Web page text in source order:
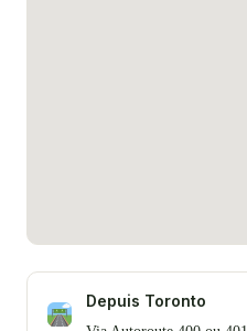
Depuis Toronto